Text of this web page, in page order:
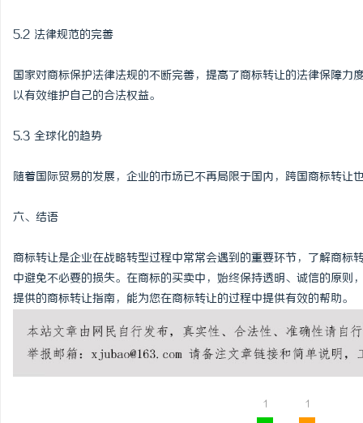
5.2 法律规范的完善
国家对商标保护法律法规的不断完善，提高了商标转让的法律保障
以有效维护自己的合法权益。
5.3 全球化的趋势
随着国际贸易的发展，企业的市场已不再局限于国内，跨国商标转
六、结语
商标转让是企业在战略转型过程中常常会遇到的重要环节，了解商
中避免不必要的损失。在商标的买卖中，始终保持透明、诚信的原
提供的商标转让指南，能为您在商标转让的过程中提供有效的帮助。
1 1